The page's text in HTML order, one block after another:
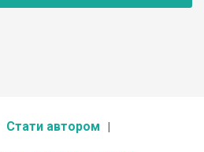
Стати автором